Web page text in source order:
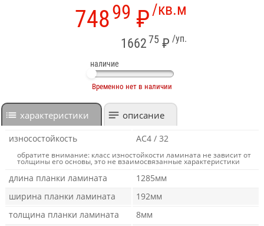
/кв.м
74899 ₽
/уп.
166275 ₽
наличие
Временно нет в наличии
характеристики описание
износостойкость AC4 / 32
обратите внимание: класс изностойкости ламината не зависит от
толщины его основы, это не взаимосвязанные характеристики
длина планки ламината
1285мм
ширина планки ламината
192мм
толщина планки ламината
8мм